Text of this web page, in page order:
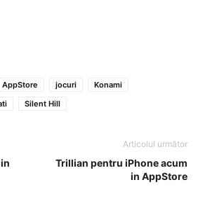
AppStore jocuri
Konami
Silent Hill
Articolul următor
Trillian pentru iPhone acum
in AppStore